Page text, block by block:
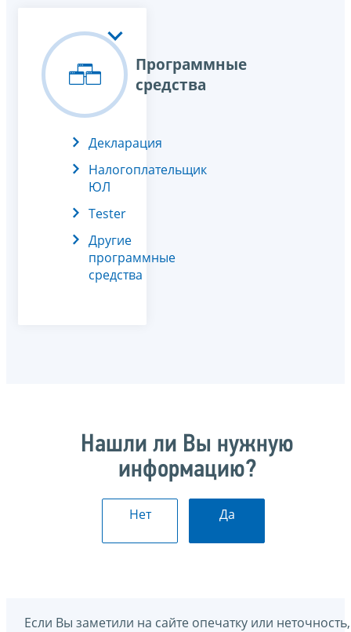
Программные
средства
Декларация
Налогоплательщик
ЮЛ
Tester
Другие
программные
средства
Нашли ли Вы нужную
информацию?
Нет Да
Если Вы заметили на сайте опечатку или неточность,